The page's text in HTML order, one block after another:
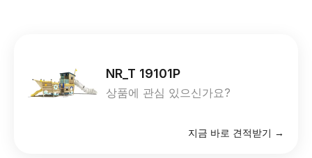
NR_T 19101P
상품에 관심 있으신가요?
지금 바로 견적받기 →